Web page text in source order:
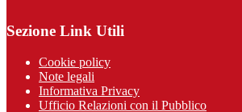
Sezione Link Utili
Cookie policy
Note legali
Informativa Privacy
Ufficio Relazioni con il Pubblico